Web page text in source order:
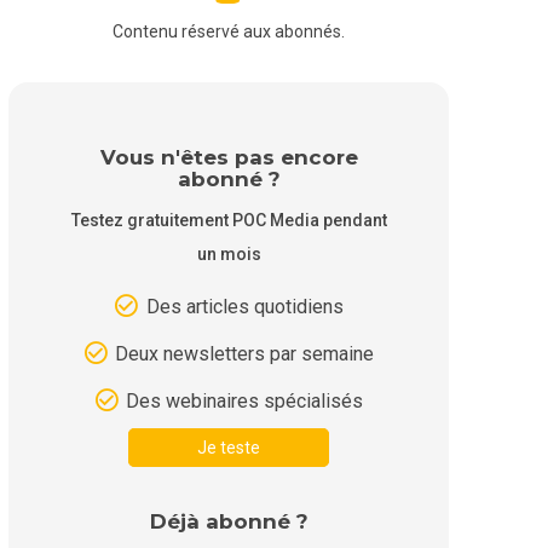
Contenu réservé aux abonnés.
Vous n'êtes pas encore
abonné ?
Testez gratuitement POC Media pendant
un mois
Des articles quotidiens
Deux newsletters par semaine
Des webinaires spécialisés
Je teste
Déjà abonné ?